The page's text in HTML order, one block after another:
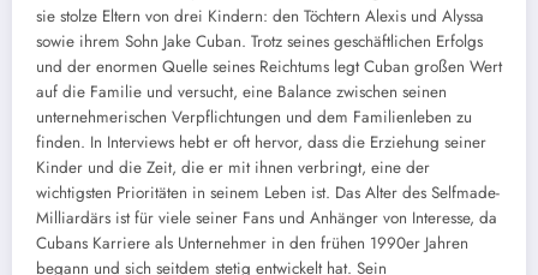
sie stolze Eltern von drei Kindern: den Töchtern Alexis und Alyssa
sowie ihrem Sohn Jake Cuban. Trotz seines geschäftlichen Erfolgs
und der enormen Quelle seines Reichtums legt Cuban großen Wert
auf die Familie und versucht, eine Balance zwischen seinen
unternehmerischen Verpflichtungen und dem Familienleben zu
finden. In Interviews hebt er oft hervor, dass die Erziehung seiner
Kinder und die Zeit, die er mit ihnen verbringt, eine der
wichtigsten Prioritäten in seinem Leben ist. Das Alter des Selfmade-
Milliardärs ist für viele seiner Fans und Anhänger von Interesse, da
Cubans Karriere als Unternehmer in den frühen 1990er Jahren
begann und sich seitdem stetig entwickelt hat. Sein